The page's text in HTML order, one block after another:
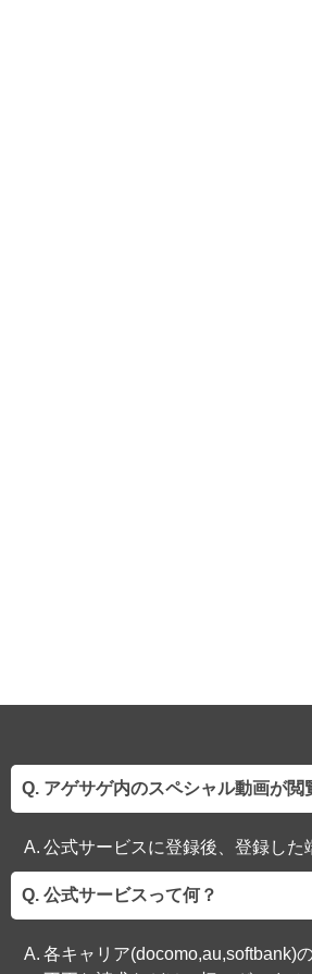
アゲサゲ内のスペシャル動画が
公式サービスに登録後、登録した
公式サービスって何？
各キャリア(docomo,au,softbank)